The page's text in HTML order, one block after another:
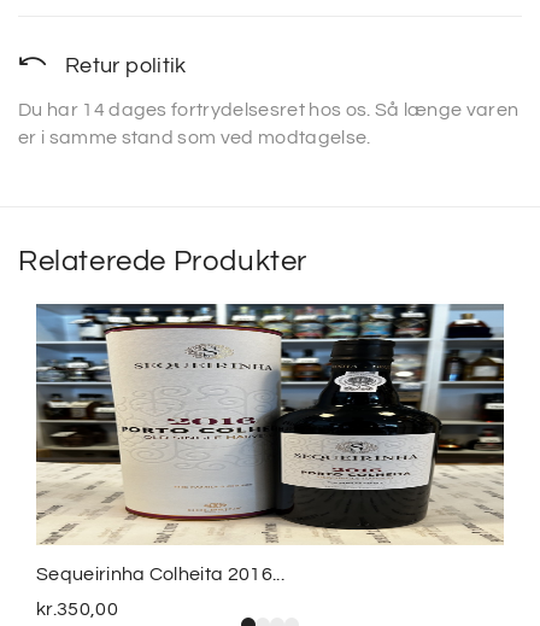
Retur politik
Du har 14 dages fortrydelsesret hos os. Så længe varen
er i samme stand som ved modtagelse.
Relaterede Produkter
Sequeirinha Colheita 2016...
kr.350,00